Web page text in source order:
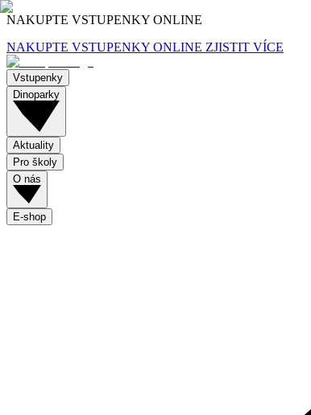
NAKUPTE VSTUPENKY ONLINE
NAKUPTE VSTUPENKY ONLINE ZJISTIT VÍCE
Vstupenky
Dinoparky
Aktuality
Pro školy
O nás
E-shop